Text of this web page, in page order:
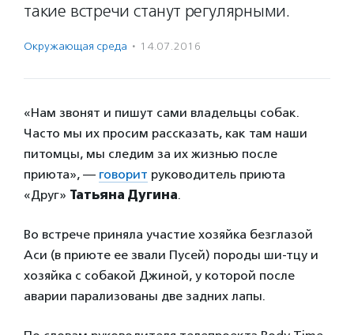
такие встречи станут регулярными.
Окружающая среда · 14.07.2016
«Нам звонят и пишут сами владельцы собак.
Часто мы их просим рассказать, как там наши
питомцы, мы следим за их жизнью после
приюта», — говорит руководитель приюта
«Друг» Татьяна Дугина.
Во встрече приняла участие хозяйка безглазой
Аси (в приюте ее звали Пусей) породы ши-тцу и
хозяйка с собакой Джиной, у которой после
аварии парализованы две задних лапы.